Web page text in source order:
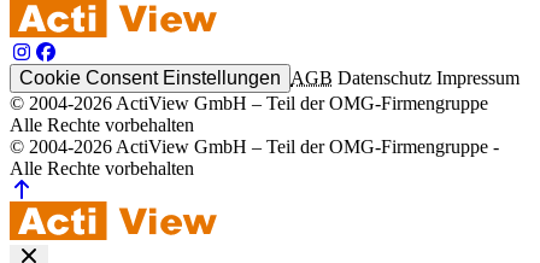
Cookie Consent Einstellungen AGB Datenschutz Impressum
© 2004-2026 ActiView GmbH – Teil der OMG-Firmengruppe
Alle Rechte vorbehalten
© 2004-2026 ActiView GmbH – Teil der OMG-Firmengruppe -
Alle Rechte vorbehalten